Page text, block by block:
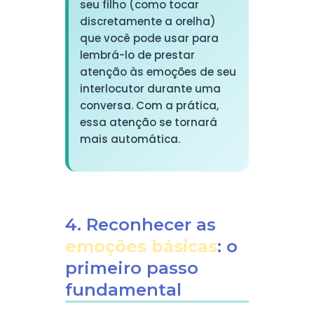
seu filho (como tocar
discretamente a orelha)
que você pode usar para
lembrá-lo de prestar
atenção às emoções de seu
interlocutor durante uma
conversa. Com a prática,
essa atenção se tornará
mais automática.
4. Reconhecer as
emoções básicas: o
primeiro passo
fundamental